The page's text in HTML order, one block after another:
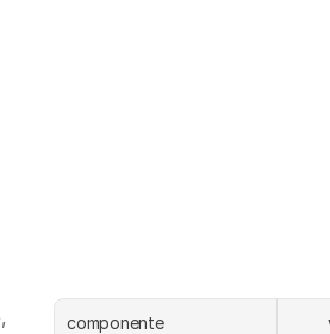
componente
	valori medi per 100 g di